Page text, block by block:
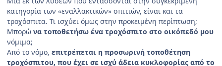
κατηγορία των «εναλλακτικών» σπιτιών, είναι και τα
τροχόσπιτα. Τι ισχύει όμως στην προκειμένη περίπτωση;
Μπορώ να τοποθετήσω ένα τροχόσπιτο στο οικόπεδό μου
νόμιμα;
Από το νόμο, επιτρέπεται η προσωρινή τοποθέτηση
τροχόσπιτου, που έχει σε ισχύ άδεια κυκλοφορίας από το